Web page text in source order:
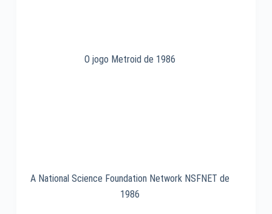
O jogo Metroid de 1986
A National Science Foundation Network NSFNET de
1986